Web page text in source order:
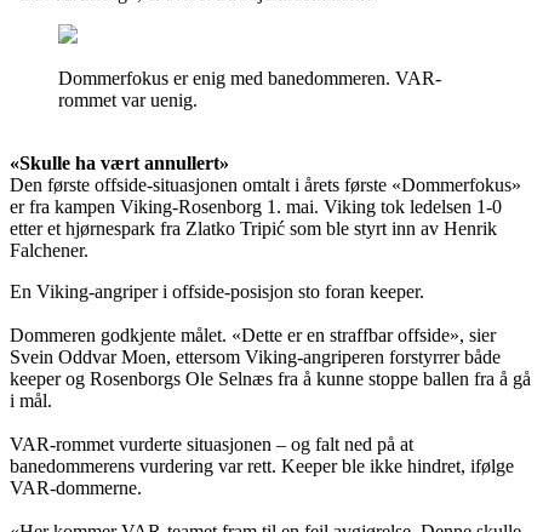
Dommerfokus er enig med banedommeren. VAR-
rommet var uenig.
«Skulle ha vært annullert»
Den første offside-situasjonen omtalt i årets første «Dommerfokus»
er fra kampen Viking-Rosenborg 1. mai. Viking tok ledelsen 1-0
etter et hjørnespark fra Zlatko Tripić som ble styrt inn av Henrik
Falchener.
En Viking-angriper i offside-posisjon sto foran keeper.
Dommeren godkjente målet. «Dette er en straffbar offside», sier
Svein Oddvar Moen, ettersom Viking-angriperen forstyrrer både
keeper og Rosenborgs Ole Selnæs fra å kunne stoppe ballen fra å gå
i mål.
VAR-rommet vurderte situasjonen – og falt ned på at
banedommerens vurdering var rett. Keeper ble ikke hindret, ifølge
VAR-dommerne.